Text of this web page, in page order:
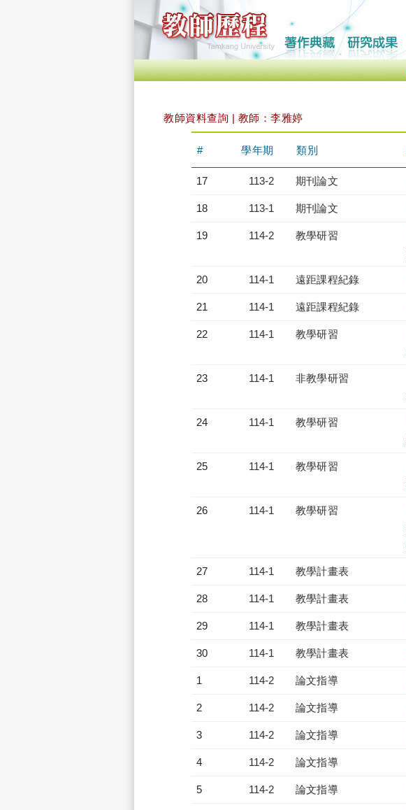
教師資料查詢 | 教師：李雅婷
# 學年期 類別
17 113-2 期刊論文
18 113-1 期刊論文
19 114-2 教學研習
20 114-1 遠距課程紀錄
21 114-1 遠距課程紀錄
22 114-1 教學研習
23 114-1 非教學研習
24 114-1 教學研習
25 114-1 教學研習
26 114-1 教學研習
27 114-1 教學計畫表
28 114-1 教學計畫表
29 114-1 教學計畫表
30 114-1 教學計畫表
1 114-2 論文指導
2 114-2 論文指導
3 114-2 論文指導
4 114-2 論文指導
5 114-2 論文指導